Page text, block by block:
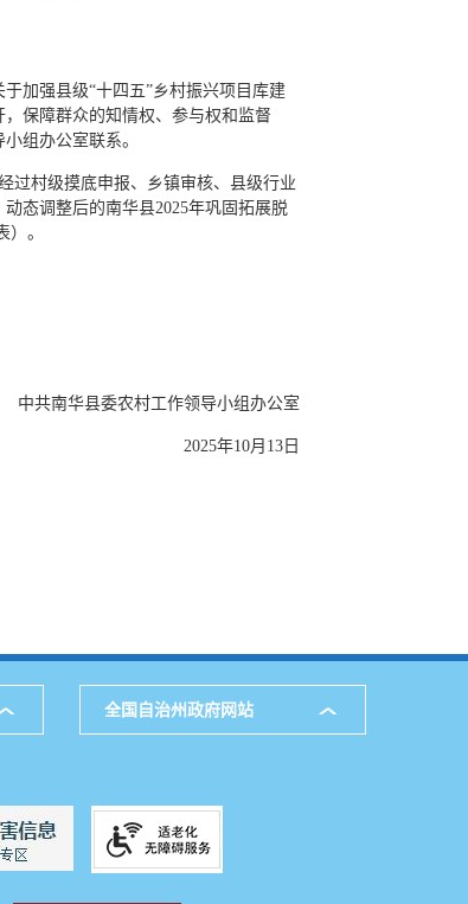
加强县级“十四五”乡村振兴项目库建
保障群众的知情权、参与权和监督
组办公室联系。
过村级摸底申报、乡镇审核、县级行业
态调整后的南华县2025年巩固拓展脱
。
中共南华县委农村工作领导小组办公室
2025年10月13日
全国自治州政府网站